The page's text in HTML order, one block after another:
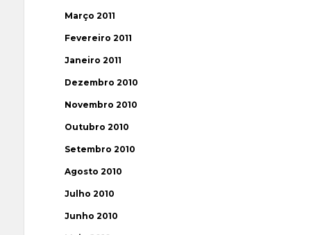
Março 2011
Fevereiro 2011
Janeiro 2011
Dezembro 2010
Novembro 2010
Outubro 2010
Setembro 2010
Agosto 2010
Julho 2010
Junho 2010